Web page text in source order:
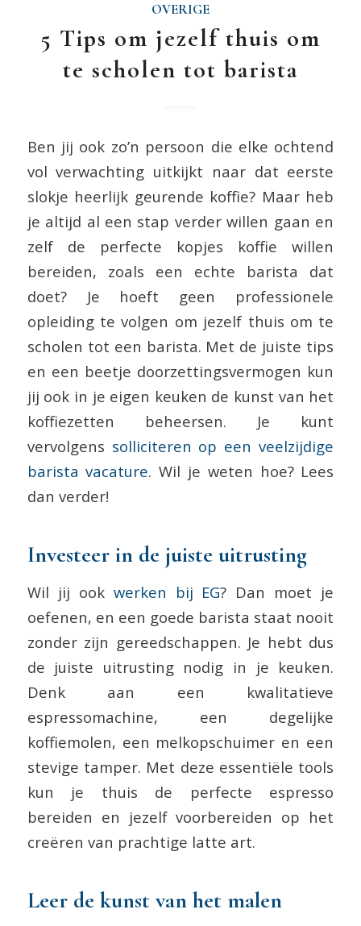
OVERIGE
5 Tips om jezelf thuis om
te scholen tot barista
Ben jij ook zo’n persoon die elke ochtend
vol verwachting uitkijkt naar dat eerste
slokje heerlijk geurende koffie? Maar heb
je altijd al een stap verder willen gaan en
zelf de perfecte kopjes koffie willen
bereiden, zoals een echte barista dat
doet? Je hoeft geen professionele
opleiding te volgen om jezelf thuis om te
scholen tot een barista. Met de juiste tips
en een beetje doorzettingsvermogen kun
jij ook in je eigen keuken de kunst van het
koffiezetten beheersen. Je kunt
vervolgens solliciteren op een veelzijdige
barista vacature. Wil je weten hoe? Lees
dan verder!
Investeer in de juiste uitrusting
Wil jij ook werken bij EG? Dan moet je
oefenen, en een goede barista staat nooit
zonder zijn gereedschappen. Je hebt dus
de juiste uitrusting nodig in je keuken.
Denk aan een kwalitatieve
espressomachine, een degelijke
koffiemolen, een melkopschuimer en een
stevige tamper. Met deze essentiële tools
kun je thuis de perfecte espresso
bereiden en jezelf voorbereiden op het
creëren van prachtige latte art.
Leer de kunst van het malen